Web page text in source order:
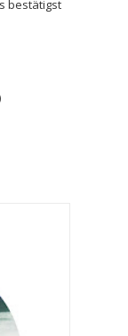
bestätigst